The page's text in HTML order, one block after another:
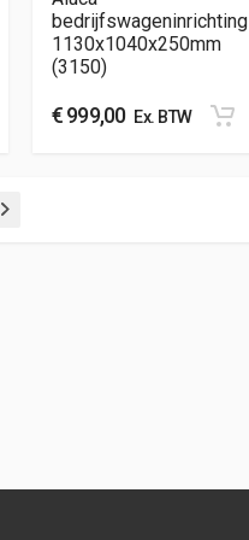
bedrijfswageninrichting
1130x1040x250mm
(3150)
€999,00Ex. BTW
Volgende